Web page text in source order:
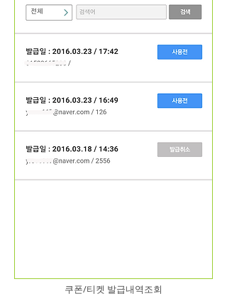
쿠폰/티켓 발급내역조회